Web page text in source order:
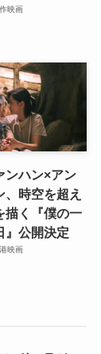
映画
ンハン×アン
、時空を超え
描く『僕の一
』公開決定
映画